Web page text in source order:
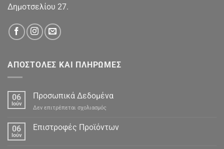
Δημοτσελίου 27.
ΑΠΟΣΤΟΛΕΣ ΚΑΙ ΠΛΗΡΩΜΕΣ
06
Ιούν
Προσωπικά Δεδομένα
Δεν επιτρέπεται σχολιασμός
Δεδομένα
06
Ιούν
Επιστροφές Προϊόντων